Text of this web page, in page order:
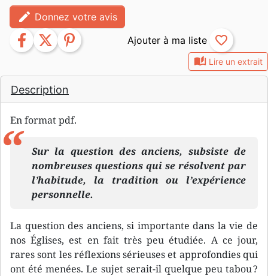
auto_stories Lire un extrait
Description
En format pdf.
Sur la question des anciens, subsiste de
nombreuses questions qui se résolvent par
l’habitude, la tradition ou l’expérience
personnelle.
La question des anciens, si importante dans la vie de
nos Églises, est en fait très peu étudiée. A ce jour,
rares sont les réflexions sérieuses et approfondies qui
ont été menées. Le sujet serait-il quelque peu tabou ?
edit Donnez votre avis
facebook twitter pinterest favorite_border